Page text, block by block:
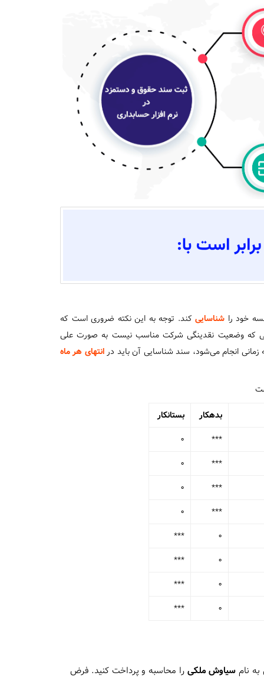
خود را شناسایی کند. توجه به این نکته ضروری است که
که وضعیت نقدینگی شرکت مناسب نیست به صورت علی
انجام می‌شود، سند شناسایی آن باید درانتهای هر ماه
بدهکار
بستانکار
***
0
***
0
***
0
***
0
0
***
0
***
0
***
0
***
نام سیاوش ملکی را محاسبه و پرداخت کنید. فرض